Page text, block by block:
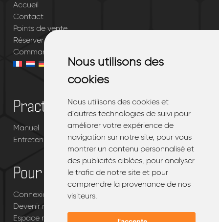
Nous utilisons des
cookies
Nous utilisons des cookies et
d'autres technologies de suivi pour
améliorer votre expérience de
navigation sur notre site, pour vous
montrer un contenu personnalisé et
des publicités ciblées, pour analyser
le trafic de notre site et pour
comprendre la provenance de nos
visiteurs.
Nous utilisons des
cookies
Nous utilisons des cookies et
d'autres technologies de suivi pour
améliorer votre expérience de
navigation sur notre site, pour vous
montrer un contenu personnalisé et
des publicités ciblées, pour analyser
le trafic de notre site et pour
comprendre la provenance de nos
visiteurs.
Accueil
Contact
Points de vente
Réserver votre essai gratuit
Commander mon EMQ®
Practique
Manuel
Entretenir votre EMQ®
Pour les revendeurs
Connexion portail revendeur EMQ®
Devenir revendeur d’EMQ®
Espace revendeur